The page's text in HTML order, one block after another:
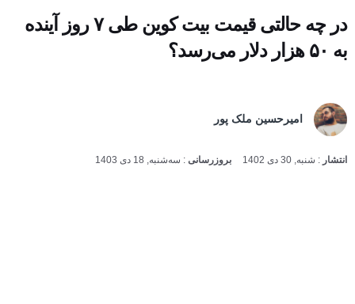
در چه حالتی قیمت بیت کوین طی ۷ روز آینده به
۵۰ هزار دلار می‌رسد؟
امیرحسین ملک پور
انتشار: شنبه, 30 دی 1402 بروزرسانی:سه‌شنبه, 18 دی 1403